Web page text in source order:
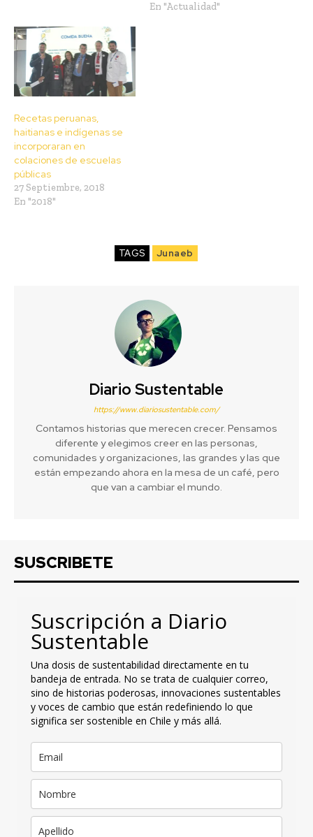
En "Actualidad"
Recetas peruanas,
haitianas e indígenas se
incorporaran en
colaciones de escuelas
públicas
27 Septiembre, 2018
En "2018"
TAGS Junaeb
Diario Sustentable
https://www.diariosustentable.com/
Contamos historias que merecen crecer. Pensamos
diferente y elegimos creer en las personas,
comunidades y organizaciones, las grandes y las que
están empezando ahora en la mesa de un café, pero
que van a cambiar el mundo.
SUSCRIBETE
Suscripción a Diario
Sustentable
Una dosis de sustentabilidad directamente en tu
bandeja de entrada. No se trata de cualquier correo,
sino de historias poderosas, innovaciones sustentables
y voces de cambio que están redefiniendo lo que
significa ser sostenible en Chile y más allá.